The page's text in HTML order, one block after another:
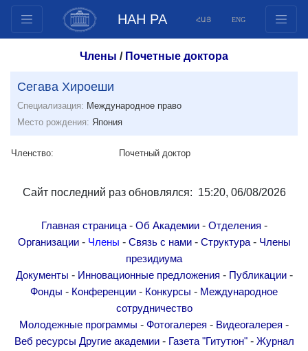
НАН РА ՀԱՅ ENG
Документы
Инновационные предложения
Публикации
Фонды
Конкурсы
Молодежные программы
Видеогалерея
Веб ресурсы
Газета "Гитутюн"
Члены / Почетные доктора
Сегава Хироеши
Специализация: Международное право
Место рождения: Япония
Членство: Почетный доктор
Сайт последний раз обновлялся: 15:20, 06/08/2026
Главная страница- Об Академии- Отделения -
Организации- Члены - Связь с нами- Структура- Члены
президиума
Документы - Инновационные предложения - Публикации-
Фонды - Конференции - Конкурсы - Международное
сотрудничество
Молодежные программы - Фотогалерея - Видеогалерея -
Веб ресурсы Другие академии- Газета "Гитутюн"- Журнал